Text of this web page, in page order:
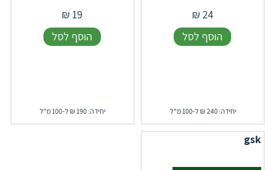
24
₪
הוסף לסל
יחידה: 240 ₪ ל-100 מ"ל
19
₪
הוסף לסל
יחידה: 190 ₪ ל-100 מ"ל
gsk